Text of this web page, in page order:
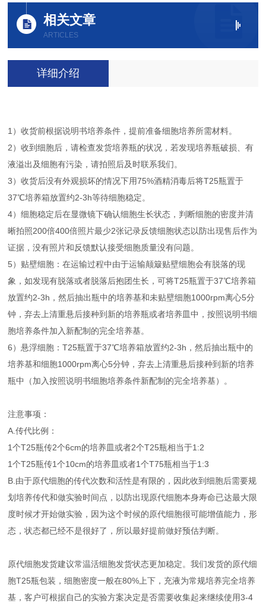
相关文章
ARTICLES
详细介绍
1）收货前根据说明书培养条件，提前准备细胞培养所需材料。
2）收到细胞后，请检查发货培养瓶的状况，若发现培养瓶破损、有
液溢出及细胞有污染，请拍照后及时联系我们。
3）收货后没有外观损坏的情况下用75%酒精消毒后将T25瓶置于
37℃培养箱放置约2-3h等待细胞稳定。
4）细胞稳定后在显微镜下确认细胞生长状态，判断细胞的密度并清
晰拍照200倍400倍照片最少2张记录反馈细胞状态以防出现售后作为
证据，没有照片和反馈默认接受细胞质量没有问题。
5）贴壁细胞：在运输过程中由于运输颠簸贴壁细胞会有脱落的现
象，如发现有脱落或者脱落后抱团生长，可将T25瓶置于37℃培养箱
放置约2-3h，然后抽出瓶中的培养基和未贴壁细胞1000rpm离心5分
钟，弃去上清重悬后接种到新的培养瓶或者培养皿中，按照说明书细
胞培养条件加入新配制的完全培养基。
6）悬浮细胞：T25瓶置于37℃培养箱放置约2-3h，然后抽出瓶中的
培养基和细胞1000rpm离心5分钟，弃去上清重悬后接种到新的培养
瓶中（加入按照说明书细胞培养条件新配制的完全培养基）。
注意事项：
A.传代比例：
1个T25瓶传2个6cm的培养皿或者2个T25瓶相当于1:2
1个T25瓶传1个10cm的培养皿或者1个T75瓶相当于1:3
B.由于原代细胞的传代次数和活性是有限的，因此收到细胞后需要规
划培养传代和做实验时间点，以防出现原代细胞本身寿命已达最大限
度时候才开始做实验，因为这个时候的原代细胞很可能增值能力，形
态，状态都已经不是很好了，所以最好提前做好预估判断。
原代细胞发货建议常温活细胞发货状态更加稳定。我们发货的原代细
胞T25瓶包装，细胞密度一般在80%上下，充液为常规培养完全培养
基，客户可根据自己的实验方案决定是否需要收集起来继续使用3-4